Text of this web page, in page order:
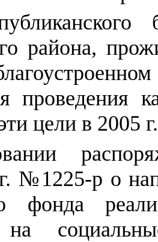
района,
проведения
цели в 2005
№1225-р о
фонда
на